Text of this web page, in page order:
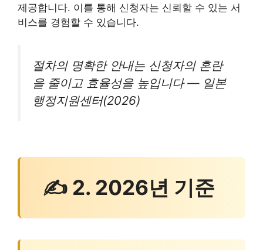
제공합니다. 이를 통해 신청자는 신뢰할 수 있는 서
비스를 경험할 수 있습니다.
절차의 명확한 안내는 신청자의 혼란
을 줄이고 효율성을 높입니다 — 일본
행정지원센터(2026)
✍ 2. 2026년 기준